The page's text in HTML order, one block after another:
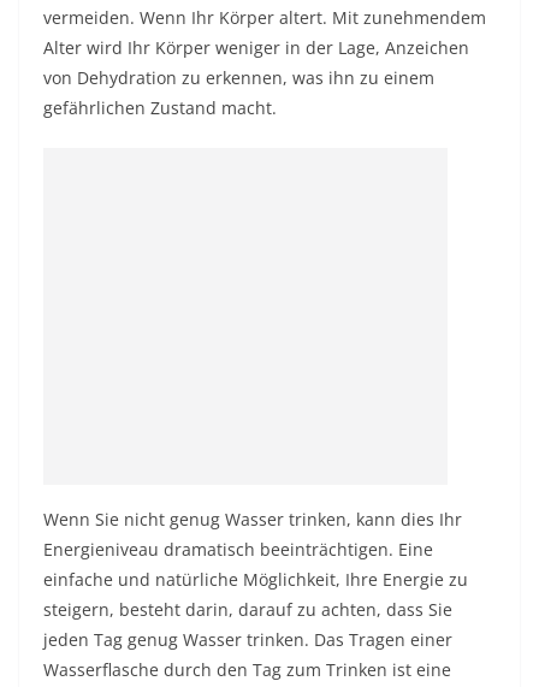
vermeiden. Wenn Ihr Körper altert. Mit zunehmendem
Alter wird Ihr Körper weniger in der Lage, Anzeichen
von Dehydration zu erkennen, was ihn zu einem
gefährlichen Zustand macht.
Wenn Sie nicht genug Wasser trinken, kann dies Ihr
Energieniveau dramatisch beeinträchtigen. Eine
einfache und natürliche Möglichkeit, Ihre Energie zu
steigern, besteht darin, darauf zu achten, dass Sie
jeden Tag genug Wasser trinken. Das Tragen einer
Wasserflasche durch den Tag zum Trinken ist eine